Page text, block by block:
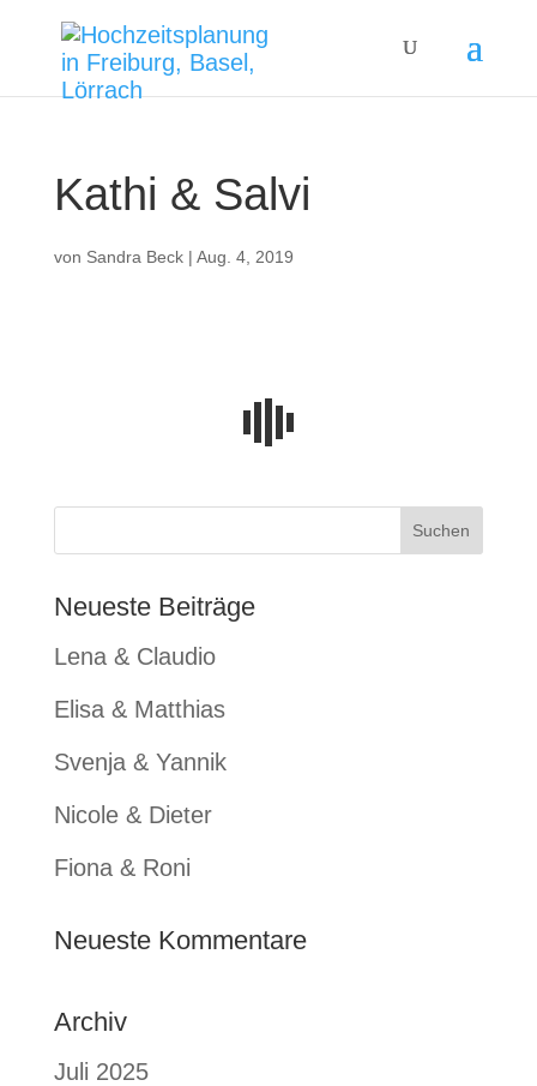
Kathi & Salvi
von Sandra Beck| Aug. 4, 2019
Neueste Beiträge
Lena & Claudio
Elisa & Matthias
Svenja & Yannik
Nicole & Dieter
Fiona & Roni
Neueste Kommentare
Archiv
Juli 2025